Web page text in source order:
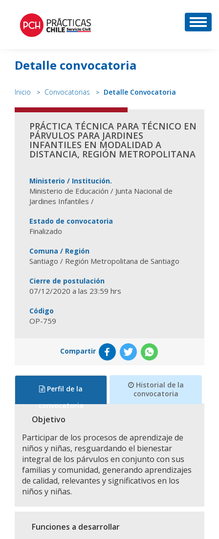
Detalle convocatoria
Inicio Convocatorias Detalle Convocatoria
PRÁCTICA TÉCNICA PARA TÉCNICO EN
PÁRVULOS PARA JARDINES
INFANTILES EN MODALIDAD A
DISTANCIA, REGIÓN METROPOLITANA
Ministerio / Institución.
Ministerio de Educación / Junta Nacional de
Jardines Infantiles /
Estado de convocatoria
Finalizado
Comuna / Región
Santiago / Región Metropolitana de Santiago
Cierre de postulación
07/12/2020 a las 23:59 hrs
Código
OP-759
Compartir
Perfil de la
convocatoria
Historial de la
convocatoria
Objetivo
Participar de los procesos de aprendizaje de
niños y niñas, resguardando el bienestar
integral de los párvulos en conjunto con sus
familias y comunidad, generando aprendizajes
de calidad, relevantes y significativos en los
niños y niñas.
Funciones a desarrollar